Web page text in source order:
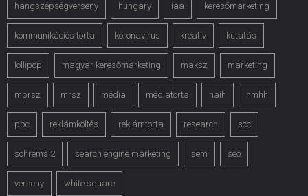
hangszépségverseny hungary iaa keresőmarketing
kommunikációs torta koronavírus kreatív kutatás
lollipop magyar keresőmarketing maksz marketing
mprsz mrsz média médiatorta naih nmhh
ppc reklámköltés reklámtorta research scc
schrems 2 search engine marketing sem seo
verseny white square